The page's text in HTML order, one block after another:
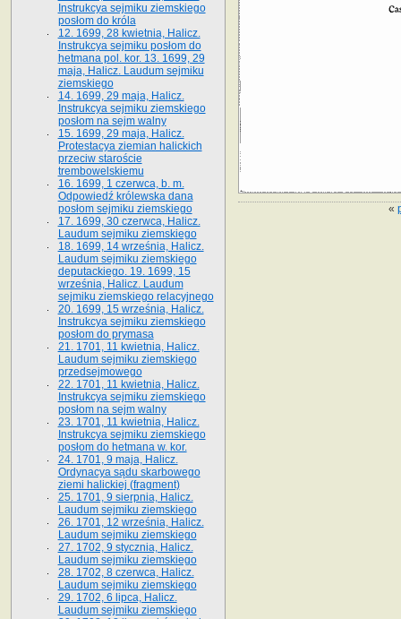
«
Instrukcya sejmiku ziemskiego
posłom do króla
12. 1699, 28 kwietnia, Halicz.
Instrukcya sejmiku posłom do
hetmana pol. kor. 13. 1699, 29
maja, Halicz. Laudum sejmiku
ziemskiego
14. 1699, 29 maja, Halicz.
Instrukcya sejmiku ziemskiego
posłom na sejm walny
15. 1699, 29 maja, Halicz.
Protestacya ziemian halickich
przeciw staroście
trembowelskiemu
16. 1699, 1 czerwca, b. m.
Odpowiedź królewska dana
posłom sejmiku ziemskiego
17. 1699, 30 czerwca, Halicz.
Laudum sejmiku ziemskiego
18. 1699, 14 września, Halicz.
Laudum sejmiku ziemskiego
deputackiego. 19. 1699, 15
września, Halicz. Laudum
sejmiku ziemskiego relacyjnego
20. 1699, 15 września, Halicz.
Instrukcya sejmiku ziemskiego
posłom do prymasa
21. 1701, 11 kwietnia, Halicz.
Laudum sejmiku ziemskiego
przedsejmowego
22. 1701, 11 kwietnia, Halicz.
Instrukcya sejmiku ziemskiego
posłom na sejm walny
23. 1701, 11 kwietnia, Halicz.
Instrukcya sejmiku ziemskiego
posłom do hetmana w. kor.
24. 1701, 9 maja, Halicz.
Ordynacya sądu skarbowego
ziemi halickiej (fragment)
25. 1701, 9 sierpnia, Halicz.
Laudum sejmiku ziemskiego
26. 1701, 12 września, Halicz.
Laudum sejmiku ziemskiego
27. 1702, 9 stycznia, Halicz.
Laudum sejmiku ziemskiego
28. 1702, 8 czerwca, Halicz.
Laudum sejmiku ziemskiego
29. 1702, 6 lipca, Halicz.
Laudum sejmiku ziemskiego